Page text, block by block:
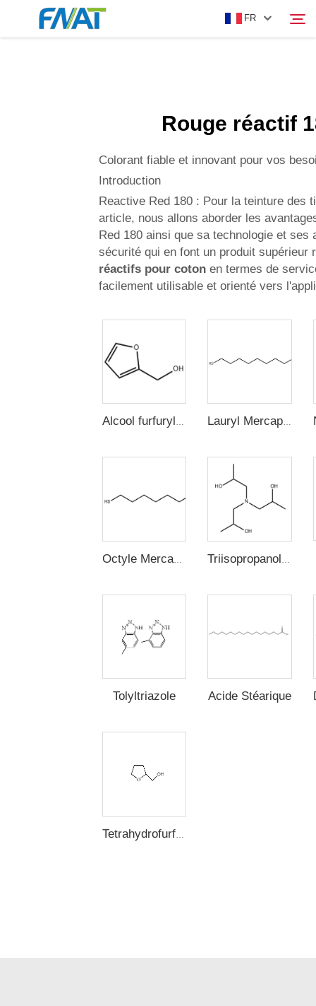
FR
NOUS CONTACTER
Rouge réactif
Colorant fiable et innovant pour vos
Introduction
Reactive Red 180 : Pour la teinture des
article, nous allons aborder les
Red 180 ainsi que sa technologie et ses
sécurité qui en font un produit supérieur
réactifs pour coton en termes de
facilement utilisable et orienté vers
Alcool furfurylique Lauryl Mercaptan (n-Dodecyl Mercaptan, 1-Dodecanethiol)
Tolyltriazole Acide Stéarique